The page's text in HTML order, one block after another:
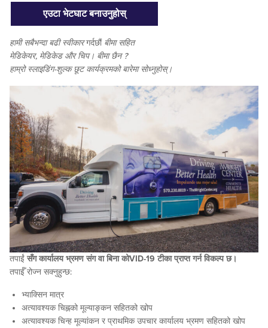
एउटा भेटघाट बनाउनुहोस्
हामीसबैभन्दा बढीस्वीकारगर्दछौं बीमा सहित
मेडिकेयर, मेडिकेड और चिप। बीमा छैन ?
हाम्रो स्लाइडिंग-शुल्क छूट कार्यक्रमको बारेमा सोध्नुहोस्।
तपाईं सँग कार्यालय भ्रमण संग वा बिना कोVID-19 टीका प्राप्त गर्न विकल्प छ।
तपाईँ रोज्न सक्नुहुन्छ:
भ्याक्सिन मात्र
अत्यावश्यक चिह्नको मूल्याङ्कन सहितको खोप
अत्यावश्यक चिन्ह मूल्यांकन र प्राथमिक उपचार कार्यालय भ्रमण सहितको खोप